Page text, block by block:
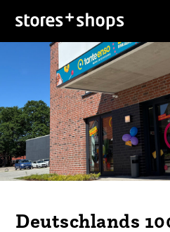
Deutschlands